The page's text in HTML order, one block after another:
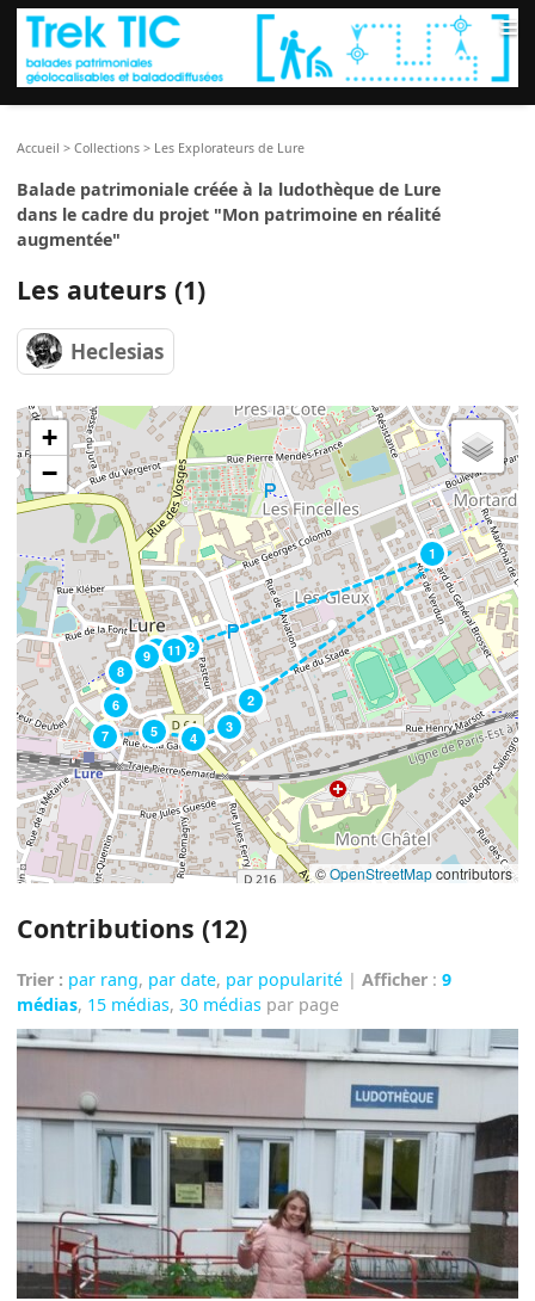
≡
Accueil >Collections > Les Explorateurs de Lure
Balade patrimoniale créée à la ludothèque de Lure
dans le cadre du projet "Mon patrimoine en réalité
augmentée"
Les auteurs (1)
Heclesias
1
2
3
4
5
6
7
8
910 1112
+
−
©OpenStreetMapcontributors
Contributions (12)
Trier : par rang, par date, par popularité |Afficher :9
médias, 15 médias,30 médias par page